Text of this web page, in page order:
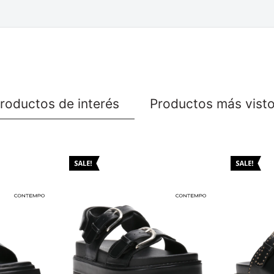
de interés Productos más